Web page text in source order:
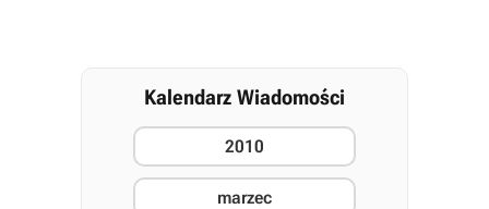
Kalendarz Wiadomości
2010
marzec